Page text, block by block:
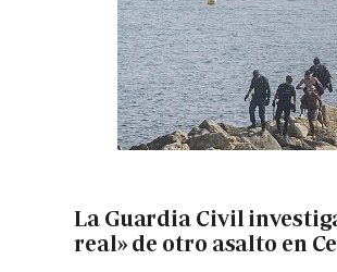
La Guardia Civil
real» de otro asalto en